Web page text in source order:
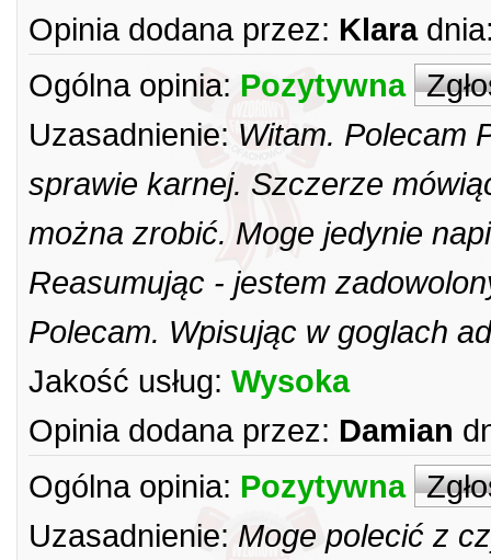
Opinia dodana przez: Klara
Ogólna opinia: Pozytywna
Uzasadnienie: Witam. Polecam
sprawie karnej. Szczerze
można zrobić. Moge jedynie
Reasumując - jestem
Polecam. Wpisując w goglach
Jakość usług: Wysoka
Opinia dodana przez: Damian
Ogólna opinia: Pozytywna
Uzasadnienie: Moge polecić z